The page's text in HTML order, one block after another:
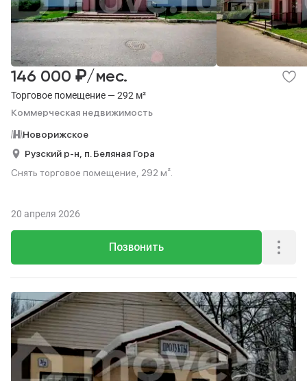
Торговое помещение — 292 м²
Коммерческая недвижимость
146 000 ₽/мес.
Новорижское
Рузский р-н, п. Беляная Гора
Снять торговое помещение, 292 м².
Позвонить
20 апреля 2026